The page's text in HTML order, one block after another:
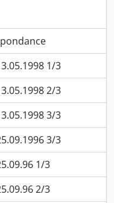
1/3
2/3
3/3
3/3
1/3
2/3